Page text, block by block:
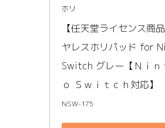
ホリ
【任天堂ライセンス商
ヤレスホリパッド for
Switch グレー【Ｎｉｎ
ｏ Ｓｗｉｔｃｈ対応】
NSW-175